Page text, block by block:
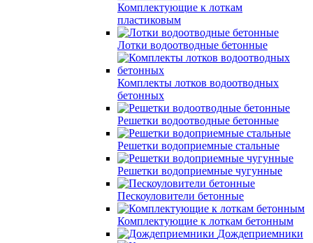
Комплектующие к лоткам
пластиковым
Лотки водоотводные бетонные
Комплекты лотков водоотводных
бетонных
Решетки водоотводные бетонные
Решетки водоприемные стальные
Решетки водоприемные чугунные
Пескоуловители бетонные
Комплектующие к лоткам бетонным
Дождеприемники